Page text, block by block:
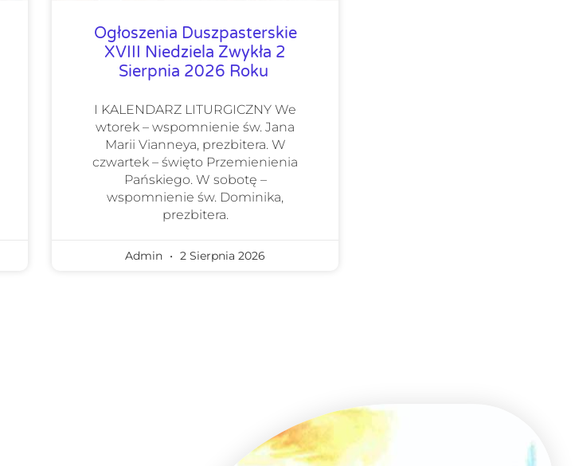
Ogłoszenia Duszpasterskie
XVIII Niedziela Zwykła 2
Sierpnia 2026 Roku
I KALENDARZ LITURGICZNY We
wtorek – wspomnienie św. Jana
Marii Vianneya, prezbitera. W
czwartek – święto Przemienienia
Pańskiego. W sobotę –
wspomnienie św. Dominika,
prezbitera.
Admin 2 Sierpnia 2026